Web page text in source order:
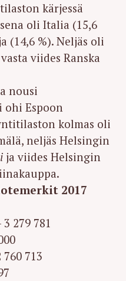
kärjessä
oli Italia (15,6
(14,6 %). Neljäs oli
viides Ranska
nousi
ohi Espoon
kolmas oli
neljäs Helsingin
ja viides Helsingin
2017
279 781
713